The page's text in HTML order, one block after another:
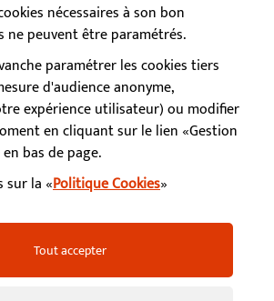
vendredi : 9h - 12h / 13h - 17h
: fermé le matin / 13h - 17h
: 9h - 12h (permanence état-civil)
à la newsletter
Instagram
YouTubeLinkedInCalaméo
légalesAccessibilité
FAQ
nécessaires à son bon
peuvent être paramétrés.
paramétrer les cookies tiers
d'audience anonyme,
expérience utilisateur) ou modifier
en cliquant sur le lien «Gestion
bas de page.
sur la «Politique Cookies»
Tout accepter